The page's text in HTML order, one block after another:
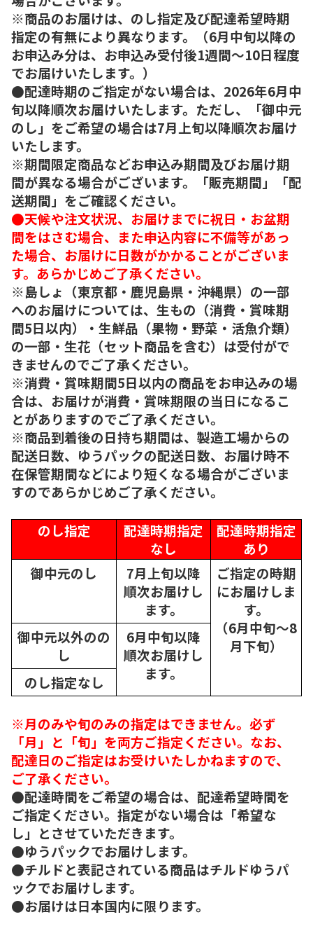
※商品のお届けは、のし指定及び配達希望時期
指定の有無により異なります。（6月中旬以降の
お申込み分は、お申込み受付後1週間～10日程度
でお届けいたします。）
●配達時期のご指定がない場合は、2026年6月中
旬以降順次お届けいたします。ただし、「御中元
のし」をご希望の場合は7月上旬以降順次お届け
いたします。
※期間限定商品などお申込み期間及びお届け期
間が異なる場合がございます。「販売期間」「配
送期間」をご確認ください。
●天候や注文状況、お届けまでに祝日・お盆期
間をはさむ場合、また申込内容に不備等があっ
た場合、お届けに日数がかかることがございま
す。あらかじめご了承ください。
※島しょ（東京都・鹿児島県・沖縄県）の一部
へのお届けについては、生もの（消費・賞味期
間5日以内）・生鮮品（果物・野菜・活魚介類）
の一部・生花（セット商品を含む）は受付がで
きませんのでご了承ください。
※消費・賞味期間5日以内の商品をお申込みの場
合は、お届けが消費・賞味期限の当日になるこ
とがありますのでご了承ください。
※商品到着後の日持ち期間は、製造工場からの
配送日数、ゆうパックの配送日数、お届け時不
在保管期間などにより短くなる場合がございま
すのであらかじめご了承ください。
のし指定
配達時期指定
なし
配達時期指定
あり
御中元のし
7月上旬以降
順次お届けし
ます。
ご指定の時期
にお届けしま
す。
（6月中旬～8
月下旬）
御中元以外のの
し
6月中旬以降
順次お届けし
ます。
のし指定なし
※月のみや旬のみの指定はできません。必ず
「月」と「旬」を両方ご指定ください。なお、
配達日のご指定はお受けいたしかねますので、
ご了承ください。
●配達時間をご希望の場合は、配達希望時間を
ご指定ください。指定がない場合は「希望な
し」とさせていただきます。
●ゆうパックでお届けします。
●チルドと表記されている商品はチルドゆうパ
ックでお届けします。
●お届けは日本国内に限ります。